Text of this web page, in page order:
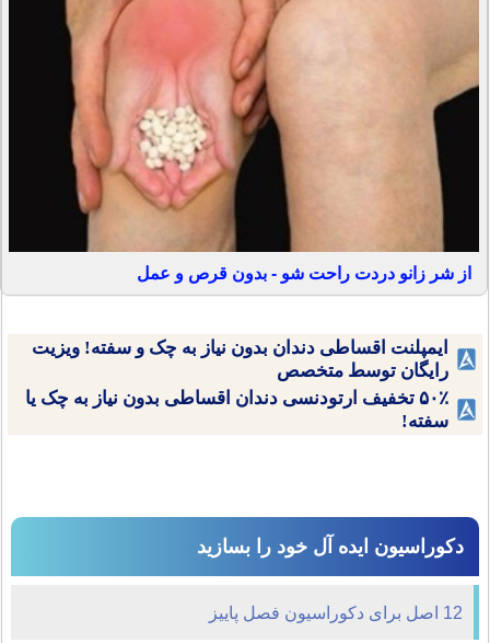
از شر زانو دردت راحت شو - بدون قرص و عمل
ایمپلنت اقساطی دندان بدون نیاز به چک و سفته! ویزیت
رایگان توسط متخصص
۵۰٪ تخفیف ارتودنسی دندان اقساطی بدون نیاز به چک یا
سفته!
دکوراسیون ایده آل خود را بسازید
12 اصل برای دکوراسیون فصل پاییز